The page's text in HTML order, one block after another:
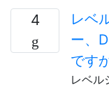
4
レベ
ー、
です
レベル